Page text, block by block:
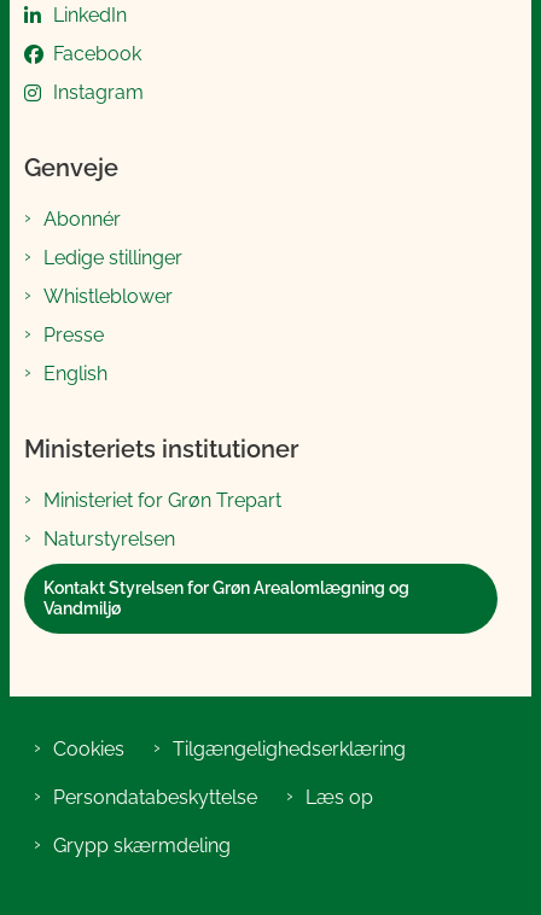
LinkedIn
Facebook
Instagram
Genveje
Abonnér
Ledige stillinger
Whistleblower
Presse
English
Ministeriets institutioner
Ministeriet for Grøn Trepart
Naturstyrelsen
Kontakt Styrelsen for Grøn Arealomlægning og
Vandmiljø
Cookies Tilgængelighedserklæring
Persondatabeskyttelse Læs op
Grypp skærmdeling